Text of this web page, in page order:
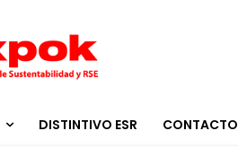
DISTINTIVO ESR CONTACTO